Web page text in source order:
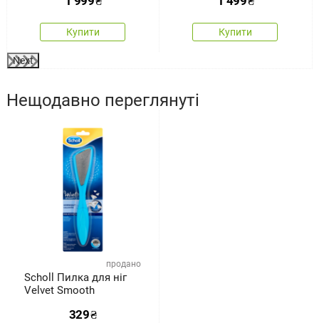
Купити Купити
Next
Нещодавно переглянуті
продано
Scholl Пилка для ніг
Velvet Smooth
329₴